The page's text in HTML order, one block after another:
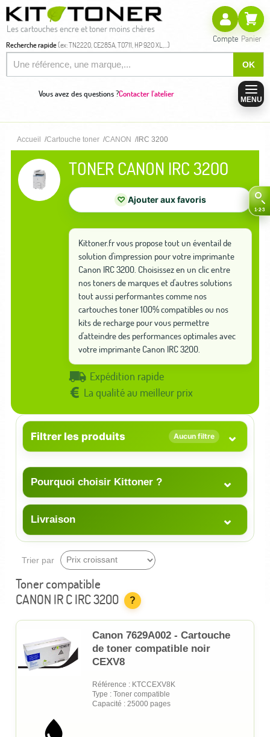
Les cartouches encre et toner moins chères
Recherche rapide(ex: TN2220, CE285A, T0711, HP 920 XL,...)
OK
Compte Panier
Vous avez des questions ?Contacter l'atelier
MENU
Accueil Cartouche toner CANON IRC 3200
TONER CANON IRC 3200
♡ Ajouter aux favoris
Kittoner.fr vous propose tout un éventail de
solution d'impression pour votre imprimante
Canon IRC 3200. Choisissez en un clic entre
nos toners de marques et d'autres solutions
tout aussi performantes comme nos
cartouches toner 100% compatibles ou nos
kits de recharge pour vous permettre
d'atteindre des performances optimales avec
votre imprimante Canon IRC 3200.
Expédition rapide
La qualité au meilleur prix
Filtrer les produits Aucun filtre ⌄
Pourquoi choisir Kittoner ? ⌄
Livraison ⌄
Trier par
Toner compatible
CANON IR C IRC 3200
?
Canon 7629A002 - Cartouche
de toner compatible noir
CEXV8
Référence : KTCCEXV8K
Type : Toner compatible
Capacité : 25000 pages